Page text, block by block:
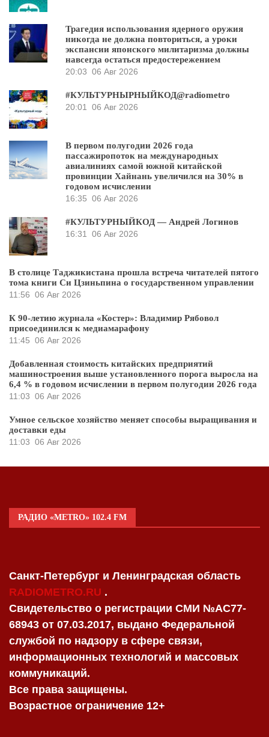
Трагедия использования ядерного оружия
никогда не должна повториться, а уроки
экспансии японского милитаризма должны
навсегда остаться предостережением
20:03 06 Авг 2026
#КУЛЬТУРНЫРНЫЙКОД@radiometro
20:01 06 Авг 2026
В первом полугодии 2026 года
пассажиропоток на международных
авиалиниях самой южной китайской
провинции Хайнань увеличился на 30% в
годовом исчислении
16:35 06 Авг 2026
#КУЛЬТУРНЫЙКОД — Андрей Логинов
16:31 06 Авг 2026
В столице Таджикистана прошла встреча читателей пятого
тома книги Си Цзиньпина о государственном управлении
11:56 06 Авг 2026
К 90-летию журнала «Костер»: Владимир Рябовол
присоединился к медиамарафону
11:45 06 Авг 2026
Добавленная стоимость китайских предприятий
машиностроения выше установленного порога выросла на
6,4 % в годовом исчислении в первом полугодии 2026 года
11:03 06 Авг 2026
Умное сельское хозяйство меняет способы выращивания и
доставки еды
11:03 06 Авг 2026
РАДИО «METRO» 102.4 FM
Санкт-Петербург и Ленинградская область
RADIOMETRO.RU .
Свидетельство о регистрации СМИ №AC77-
68943 от 07.03.2017, выдано Федеральной
службой по надзору в сфере связи,
информационных технологий и массовых
коммуникаций.
Все права защищены.
Возрастное ограничение 12+